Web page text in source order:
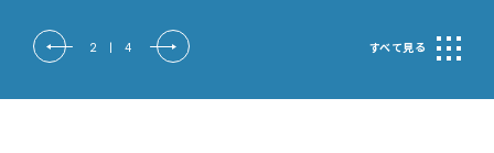
2 | 4 すべて見る